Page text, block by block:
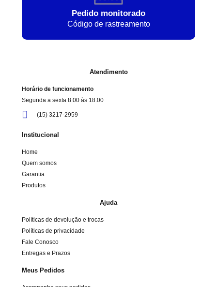
Pedido monitorado
Código de rastreamento
Atendimento
Horário de funcionamento
Segunda a sexta 8:00 às 18:00
(15) 3217-2959
Institucional
Home
Quem somos
Garantia
Produtos
Ajuda
Políticas de devolução e trocas
Políticas de privacidade
Fale Conosco
Entregas e Prazos
Meus Pedidos